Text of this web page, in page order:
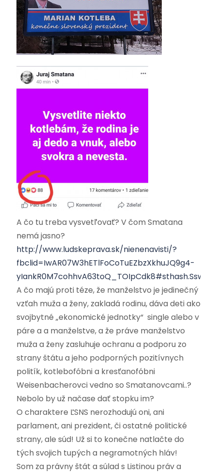
A čo tu treba vysvetľovať? V čom Smatana
nemá jasno?
http://www.ludskeprava.sk/nienenavisti/?
fbclid=IwAR07W3hETlFoCoTuEZbzXkhuJQ9g4-
A čo majú proti téze, že manželstvo je jedinečný
vzťah muža a ženy, zakladá rodinu, dáva deti ako
svojbytné „ekonomické jednotky“ single alebo v
páre a a manželstve, a že práve manželstvo
muža a ženy zasluhuje ochranu a podporu zo
strany štátu a jeho podporných pozitívnych
politík, kotlebofóbni a kresťanofóbni
Weisenbacherovci vedno so Smatanovcami..?
Nebolo by už načase dať stopku im?
O charaktere ĽSNS nerozhodujú oni, ani
parlament, ani prezident, či ostatné politické
strany, ale súd! Už si to konečne natlačte do
tých svojich tupých a negramotných hláv!
Som za právny štát a súlad s Listinou práv a